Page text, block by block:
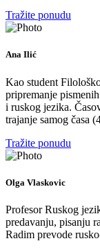
Tražite ponudu
Ana Ilić
Kao student
pripremanje
i ruskog jezika.
trajanje samog časa
Tražite ponudu
Olga Vlaskovic
Profesor Ruskog
predavanju, pisanju
Radim prevode